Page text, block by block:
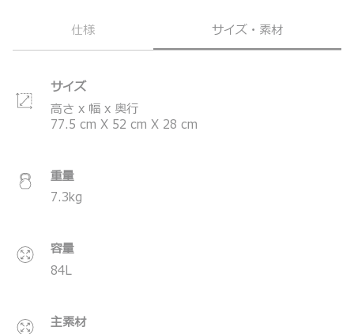
規格のアルミニウム素材を用いた伸縮式のX-Brace 45ハ
ンドル・システムを採用しています。
アルミニウムはキズや凹みが付きやすい素材です。素材
出としてお楽しみいただけますと幸いです。
＊ハンガーは付属していません。
＊対象ラゲージカバーはこちら
＊製品の仕様は予告なく変更する場合があります。
仕様 サイズ・素材
サイズ
高さ x 幅 x 奥行
77.5 cm X 52 cm X 28 cm
重量
7.3kg
容量
84L
主素材